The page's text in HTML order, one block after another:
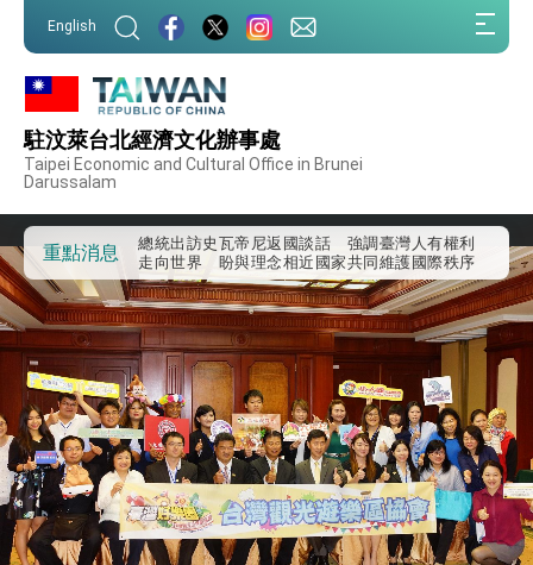
English
駐汶萊台北經濟文化辦事處
Taipei Economic and Cultural Office in Brunei
Darussalam
重點消息
我國政府將在美國亞利桑納州設立「駐鳳凰城辦
事處」，進一步深化台美交流合作
第一屆亞太在宅醫療大會開幕 總統盼分享臺灣
經驗為亞太醫療照護發展開創新里程碑
及「台灣智慧醫療與健康產業展」預告短片，向
世界展現台灣守護全球健康的創新能量
總統出訪史瓦帝尼返國談話 強調臺灣人有權利
走向世界 盼與理念相近國家共同維護國際秩序
堅定走向世界 賴總統抵達史瓦帝尼王國進行國是
訪問
總統與五院院長新春茶敘 盼化分歧為團結、為
國家邁出合作第一步
總統農曆春節談話
台美貿易協議完成簽署達成6大目標、創5大歷史
性突破 總統強調將以3大面向加速臺灣經濟轉型
升級 籲請立院全力支持並盡速通過
臺美簽署「對等貿易協定」確立對等關稅15%且不
疊加 我輸美2072項產品豁免對等關稅
總統接受「法新社」（AFP）專訪內容